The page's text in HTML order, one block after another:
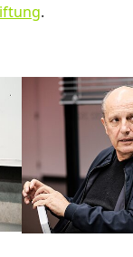
.
Show larger